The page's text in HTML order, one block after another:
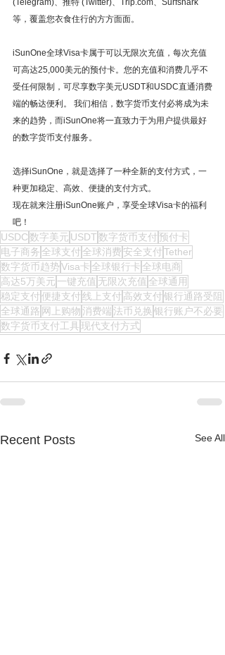
(Telegram)、推特 (Twitter)、Trip.com、Surfshark
等，覆盖您衣食住行的方方面面。
iSunOne全球Visa卡属于可以无限次充值，每次充值
可高达25,000美元的预付卡。您的充值和消费几乎不
受任何限制，可尽享数字美元USDT和USDC直通消费
端的畅达便利。 我们相信，数字货币支付必将成为未
来的趋势，而iSunOne将一直致力于为用户提供最好
的数字货币支付服务。
选择iSunOne，就是选择了一种全新的支付方式，一
种更加稳定、高效、便捷的支付方式。
现在就来注册iSunOne账户，享受全球Visa卡的福利
吧！
USDC 数字美元 USDT 数字货币支付预付卡
电子商务 全球支付 全球消费 安全支付Tether
数字货币趋势Visa卡 全球银行卡 全球电商
高达5万美元 一键充值 无限次充值 全球通用
稳定支付便捷支付线上支付 高效支付银行通路受阻
全球通路 网上购物消费端法币兑换 银行账户不必要
数字货币支付工具 现代支付方式
Recent Posts See All